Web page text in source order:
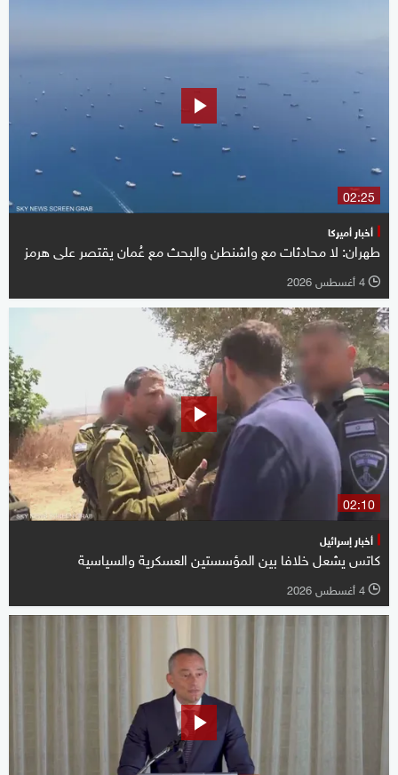
02:25
أخبار أميركا
طهران: لا محادثات مع واشنطن والبحث مع عُمان يقتصر على هرمز
l 4 أغسطس 2026
02:10
أخبار إسرائيل
كاتس يشعل خلافا بين المؤسستين العسكرية والسياسية
l 4 أغسطس 2026